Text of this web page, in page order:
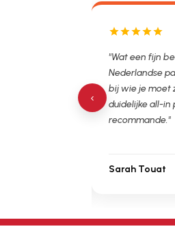
"Wat een fijn
Nederlandse
bij wie je moet
duidelijke all-in
recommande."
Sarah Touat
‹